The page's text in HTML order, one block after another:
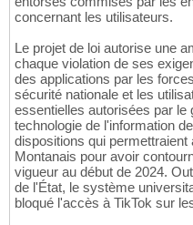
concernant les utilisateurs.
Le projet de loi autorise une
chaque violation de ses
des applications par les
sécurité nationale et les
essentielles autorisées par
technologie de l'information
dispositions qui
Montanais pour avoir
vigueur au début de 2024.
de l'État, le système
bloqué l'accès à TikTok sur